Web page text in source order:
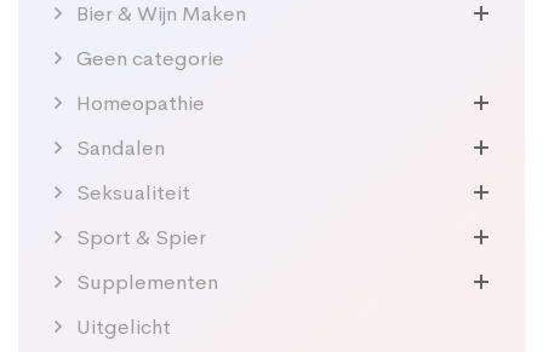
Bier & Wijn Maken
Geen categorie
Homeopathie
Sandalen
Seksualiteit
Sport & Spier
Supplementen
Uitgelicht